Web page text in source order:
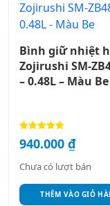
Bình giữ nhiệt
Zojirushi SM-
– 0.48L – Màu Be
hạng
5 sao
940.000 ₫
Chưa có lượt bán
THÊM VÀO GIỎ